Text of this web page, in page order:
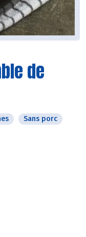
de
Sans porc